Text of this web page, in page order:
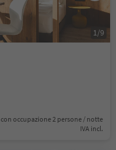
con occupazione 2 persone / notte
IVA incl.
1/9